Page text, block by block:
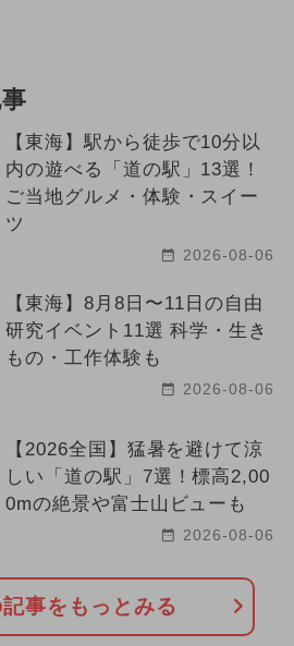
【東海】駅から徒歩で10分以
内の遊べる「道の駅」13選！
ご当地グルメ・体験・スイー
ツ
2026-08-06
【東海】8月8日〜11日の自由
研究イベント11選 科学・生き
もの・工作体験も
2026-08-06
【2026全国】猛暑を避けて涼
しい「道の駅」7選！標高2,00
0mの絶景や富士山ビューも
2026-08-06
事をもっとみる